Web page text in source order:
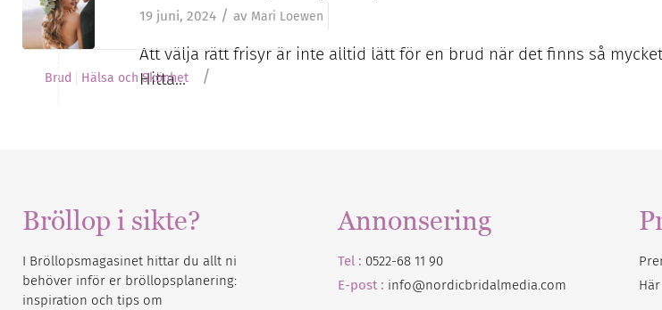
19 juni, 2024 / av Mari Loewen
Att välja rätt frisyr är inte alltid lätt för en brud när det finns så
Hitta…
Brud Hälsa och Skönhet /
Bröllop i sikte?
I Bröllopsmagasinet hittar du allt ni
behöver inför er bröllopsplanering:
inspiration och tips om
Annonsering
Tel : 0522-68 11 90
E-post : info@nordicbridalmedia.com